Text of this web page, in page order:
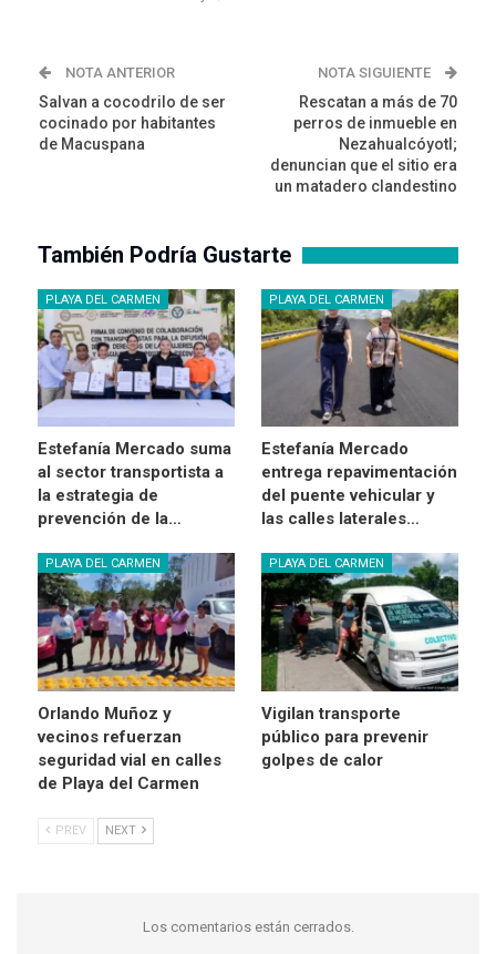
NOTA ANTERIOR
Salvan a cocodrilo de ser
cocinado por habitantes
de Macuspana
NOTA SIGUIENTE
Rescatan a más de 70
perros de inmueble en
Nezahualcóyotl;
denuncian que el sitio era
un matadero clandestino
También Podría Gustarte
PLAYA DEL CARMEN
Estefanía Mercado suma
al sector transportista a
la estrategia de
prevención de la…
PLAYA DEL CARMEN
Estefanía Mercado
entrega repavimentación
del puente vehicular y
las calles laterales…
PLAYA DEL CARMEN
Orlando Muñoz y
vecinos refuerzan
seguridad vial en calles
de Playa del Carmen
PLAYA DEL CARMEN
Vigilan transporte
público para prevenir
golpes de calor
PREV NEXT
Los comentarios están cerrados.